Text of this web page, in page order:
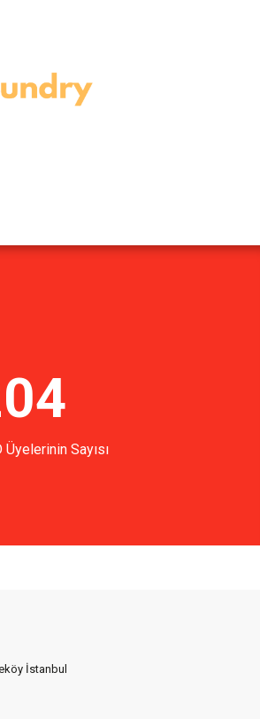
Üyelerinin Sayısı
İstanbul